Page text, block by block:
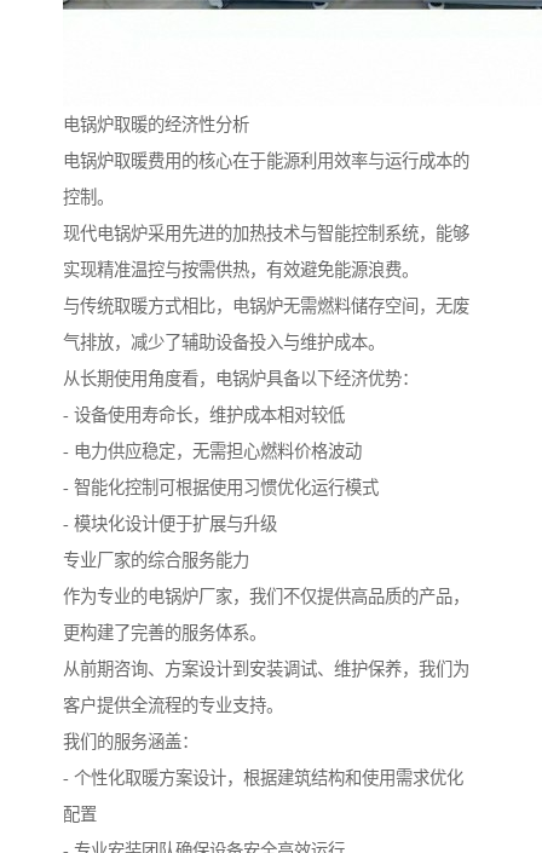
电锅炉取暖的经济性分析
电锅炉取暖费用的核心在于能源利用效率与运行成本的
控制。
现代电锅炉采用先进的加热技术与智能控制系统，能够
实现精准温控与按需供热，有效避免能源浪费。
与传统取暖方式相比，电锅炉无需燃料储存空间，无废
气排放，减少了辅助设备投入与维护成本。
从长期使用角度看，电锅炉具备以下经济优势：
- 设备使用寿命长，维护成本相对较低
- 电力供应稳定，无需担心燃料价格波动
- 智能化控制可根据使用习惯优化运行模式
- 模块化设计便于扩展与升级
专业厂家的综合服务能力
作为专业的电锅炉厂家，我们不仅提供高品质的产品，
更构建了完善的服务体系。
从前期咨询、方案设计到安装调试、维护保养，我们为
客户提供全流程的专业支持。
我们的服务涵盖：
- 个性化取暖方案设计，根据建筑结构和使用需求优化
配置